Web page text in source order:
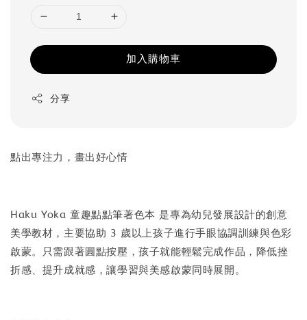
加入購物車
分享
點出專注力，畫出好心情
Haku Yoka 童趣點點筆著色本 是專為幼兒發展設計的創意
美學教材，主要協助 3 歲以上孩子進行手眼協調訓練與色彩
啟蒙。只需跟著圓點按壓，孩子就能輕鬆完成作品，降低挫
折感、提升成就感，讓學習與美感啟蒙同時展開。